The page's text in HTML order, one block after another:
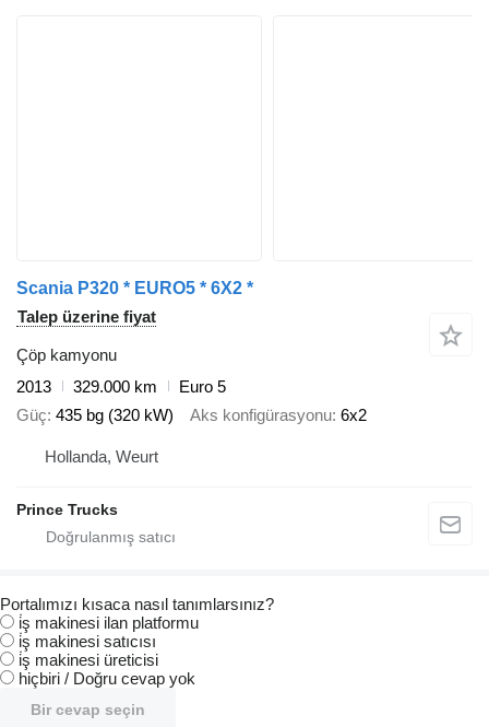
Scania P320 * EURO5 * 6X2 *
Talep üzerine fiyat
Çöp kamyonu
2013
329.000 km
Euro 5
Güç 435 bg (320 kW) Aks konfigürasyonu 6x2
Hollanda, Weurt
Prince Trucks
Portalımızı kısaca nasıl tanımlarsınız?
i̇ş makinesi ilan platformu
i̇ş makinesi satıcısı
i̇ş makinesi üreticisi
hiçbiri / Doğru cevap yok
Bir cevap seçin